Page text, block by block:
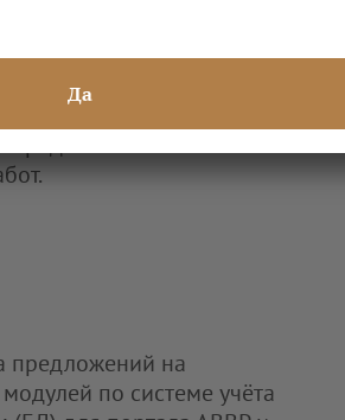
на
предложений на
по системе учёта
Да